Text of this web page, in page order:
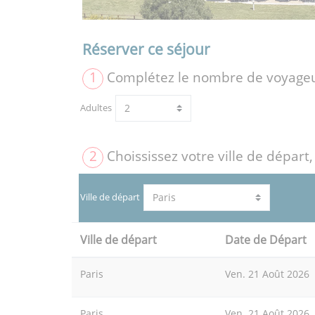
Réserver ce séjour
1 Complétez le nombre de
Adultes
2 Choississez votre ville de
Ville de départ
Ville de départ Date de Départ
Paris Ven. 21 Août 2026